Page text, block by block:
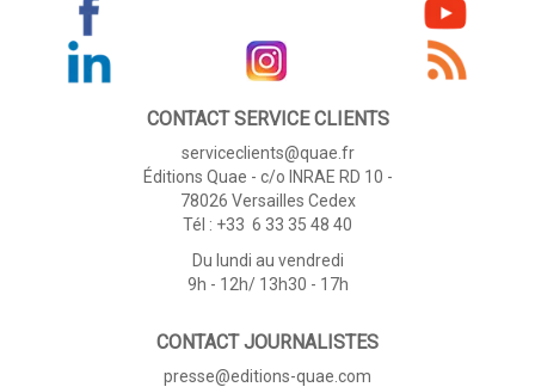
CONTACT SERVICE CLIENTS
serviceclients@quae.fr
Éditions Quae - c/o INRAE RD 10 -
78026 Versailles Cedex
Tél : +33 6 33 35 48 40
Du lundi au vendredi
9h - 12h/ 13h30 - 17h
CONTACT JOURNALISTES
presse@editions-quae.com